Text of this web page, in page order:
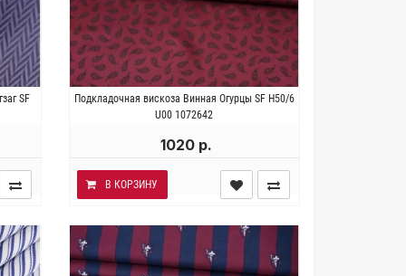
SF
см.
Подкладочная вискоза Винная Огурцы SF H50/6
U00 1072642
Италия . Состав 70% вискоза 30%
ацетат. Плотность ~80 гр/м2. Ширина
1020 р.
В КОРЗИНУ